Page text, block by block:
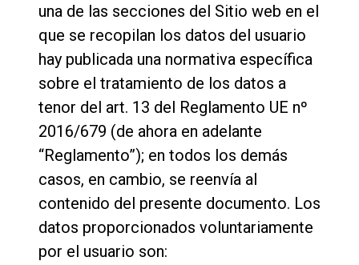
una de las secciones del Sitio web en el
que se recopilan los datos del usuario
hay publicada una normativa específica
sobre el tratamiento de los datos a
tenor del art. 13 del Reglamento UE nº
2016/679 (de ahora en adelante
“Reglamento”); en todos los demás
casos, en cambio, se reenvía al
contenido del presente documento. Los
datos proporcionados voluntariamente
por el usuario son: